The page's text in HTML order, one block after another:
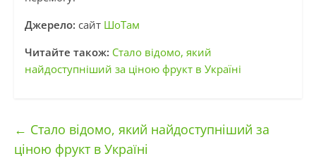
Джерело: сайт ШоТам
Читайте також: Стало відомо, який
найдоступніший за ціною фрукт в Україні
← Стало відомо, який найдоступніший за
ціною фрукт в Україні